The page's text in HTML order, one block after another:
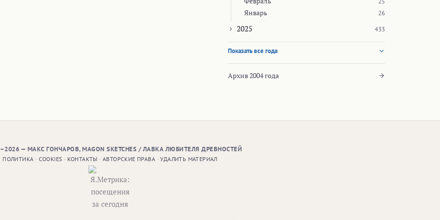
Январь 26
2025 433
Показать все года
Архив 2004 года
— МАКС ГОНЧАРОВ, MAGON SKETCHES / ЛАВКА ЛЮБИТЕЛЯ ДРЕВНОСТЕЙ
ПОЛИТИКА · COOKIES · КОНТАКТЫ ·АВТОРСКИЕ ПРАВА ·УДАЛИТЬ МАТЕРИАЛ